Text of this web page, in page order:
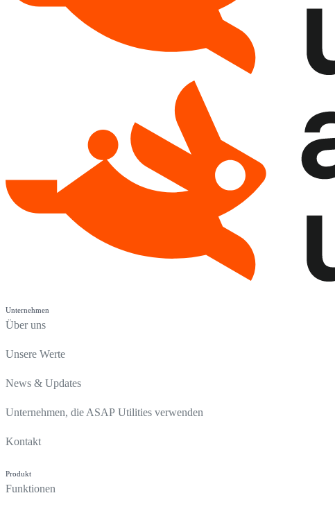
Unternehmen
Über uns
Unsere Werte
News & Updates
Unternehmen, die ASAP Utilities verwenden
Kontakt
Produkt
Funktionen